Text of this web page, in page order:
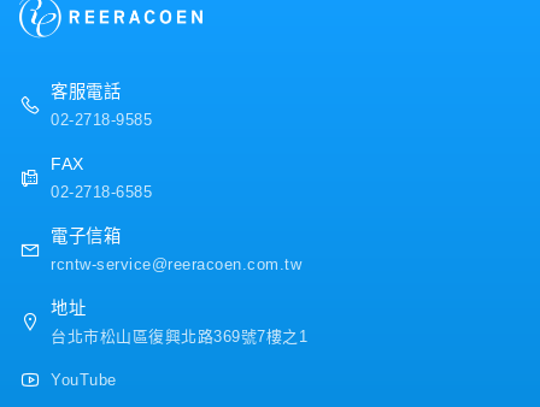
客服電話
02-2718-9585
FAX
02-2718-6585
電子信箱
rcntw-service@reeracoen.com.tw
地址
台北市松山區復興北路369號7樓之1
YouTube